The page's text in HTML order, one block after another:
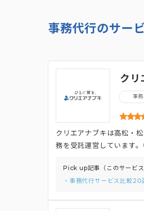
事務代行のサー
クリ
事
クリエアナブキは高松・
務を受託運営しています
Pick up記事（このサービス
・事務代行サービス比較20